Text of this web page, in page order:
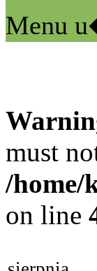
Menu
must
/home/
on line